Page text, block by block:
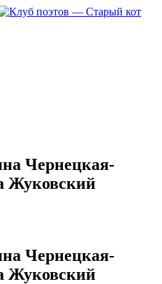
Чернецкая-
Жуковский
Чернецкая-
Жуковский